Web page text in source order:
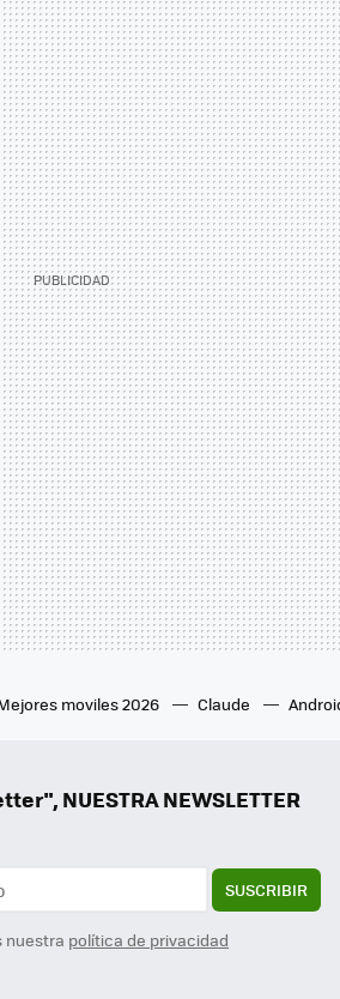
moviles 2026 Claude
NUESTRA NEWSLETTER
SUSCRIBIR
nuestra política de privacidad